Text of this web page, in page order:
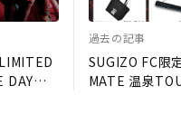
DAY
過去の記事
SUGIZO FC限
MATE 温泉